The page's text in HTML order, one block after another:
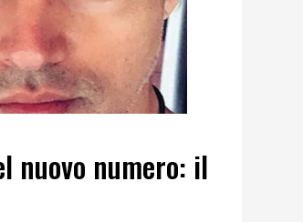
nuovo numero: il